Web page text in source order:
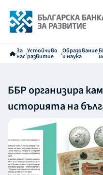
За
нас
Устойчиво
развитие
Образование
и наука
ББР организира
историята на